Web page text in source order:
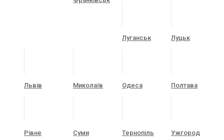
Луганськ Луцьк
Львів Миколаїв Одеса Полтава
Рівне Суми Тернопіль Ужгород